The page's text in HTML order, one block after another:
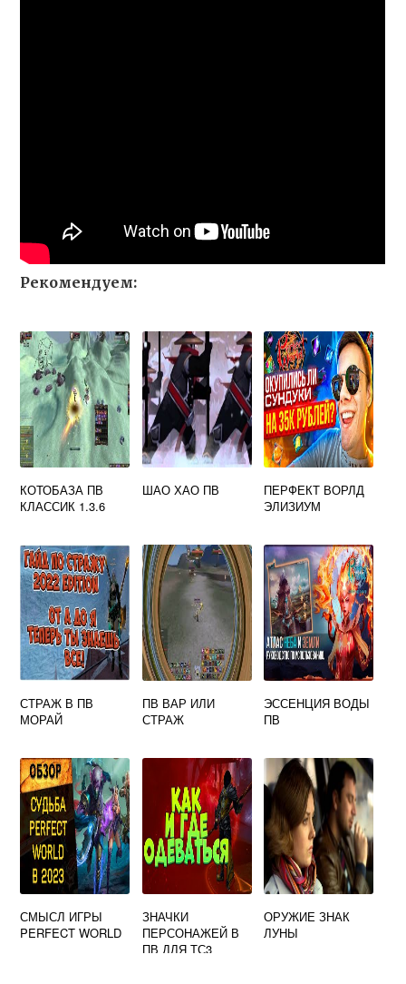
Рекомендуем:
КОТОБАЗА ПВ
КЛАССИК 1.3.6
ШАО ХАО ПВ
ПЕРФЕКТ ВОРЛД
ЭЛИЗИУМ
СТРАЖ В ПВ
МОРАЙ
ПВ ВАР ИЛИ
СТРАЖ
ЭССЕНЦИЯ ВОДЫ
ПВ
СМЫСЛ ИГРЫ
PERFECT WORLD
ЗНАЧКИ
ПЕРСОНАЖЕЙ В
ПВ ДЛЯ ТС3
ОРУЖИЕ ЗНАК
ЛУНЫ